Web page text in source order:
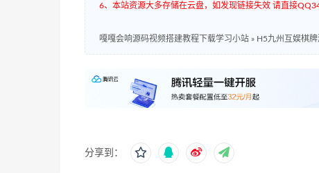
6、本站资源大多存储在云盘，如发现链接失效 请直接
嘎嘎会响源码视频搭建教程下载学习小站 » H5九州互娱棋
分享到：